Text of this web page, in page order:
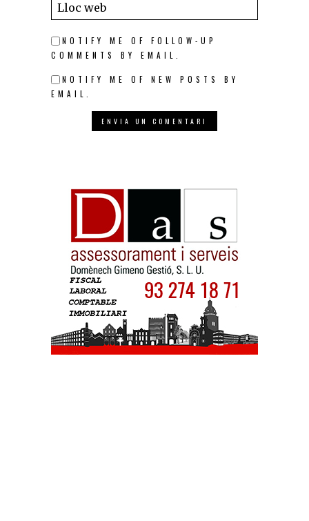
NOTIFY ME OF FOLLOW-UP
COMMENTS BY EMAIL.
NOTIFY ME OF NEW POSTS BY
EMAIL.